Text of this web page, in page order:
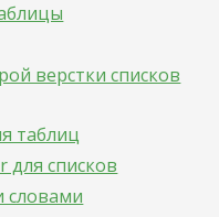
верстки списков
таблиц
для списков
словами